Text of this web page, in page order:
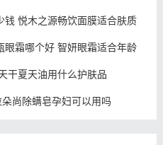
钱 悦木之源畅饮面膜适合肤质
眼霜哪个好 智妍眼霜适合年龄
干夏天油用什么护肤品
尚除螨皂孕妇可以用吗